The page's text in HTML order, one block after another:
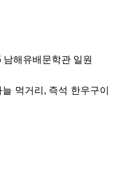
남해유배문학관 일원
늘 먹거리 , 즉석 한우구이